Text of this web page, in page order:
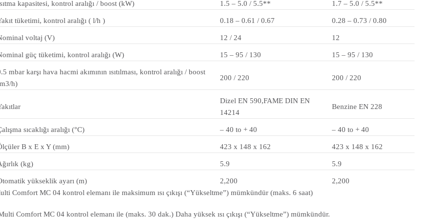
kapasitesi, kontrol aralığı / boost (kW) 1.5 – 5.0 / 5.5** 1.7 – 5.0 / 5.5**
tüketimi, kontrol aralığı ( l/h ) 0.18 – 0.61 / 0.67 0.28 – 0.73 / 0.80
voltaj (V) 12 / 24 12
güç tüketimi, kontrol aralığı (W) 15 – 95 / 130 15 – 95 / 130
mbar karşı hava hacmi akımının ısıtılması, kontrol aralığı / boost
h)
200 / 220 200 / 220
Dizel EN 590,FAME DIN EN
14214
Benzine EN 228
sıcaklığı aralığı (°C) – 40 to + 40 – 40 to + 40
B x E x Y (mm) 423 x 148 x 162 423 x 148 x 162
(kg) 5.9 5.9
yükseklik ayarı (m) 2,200
2,200
Comfort MC 04 kontrol elemanı ile maksimum ısı çıkışı (“Yükseltme”) mümkündür (maks. 6 saat)
Comfort MC 04 kontrol elemanı ile (maks. 30 dak.) Daha yüksek ısı çıkışı (“Yükseltme”) mümkündür.